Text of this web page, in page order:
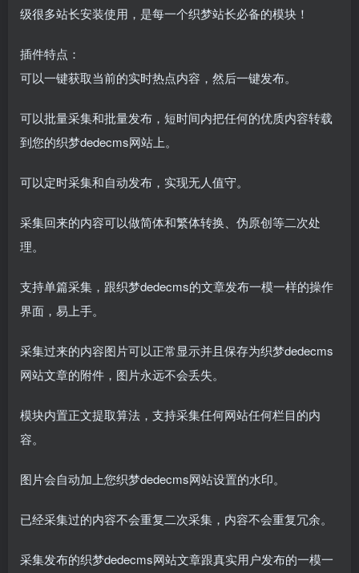
级很多站长安装使用，是每一个织梦站长必备的模块！
插件特点：
可以一键获取当前的实时热点内容，然后一键发布。
可以批量采集和批量发布，短时间内把任何的优质内容转载
到您的织梦dedecms网站上。
可以定时采集和自动发布，实现无人值守。
采集回来的内容可以做简体和繁体转换、伪原创等二次处
理。
支持单篇采集，跟织梦dedecms的文章发布一模一样的操作
界面，易上手。
采集过来的内容图片可以正常显示并且保存为织梦dedecms
网站文章的附件，图片永远不会丢失。
模块内置正文提取算法，支持采集任何网站任何栏目的内
容。
图片会自动加上您织梦dedecms网站设置的水印。
已经采集过的内容不会重复二次采集，内容不会重复冗余。
采集发布的织梦dedecms网站文章跟真实用户发布的一模一